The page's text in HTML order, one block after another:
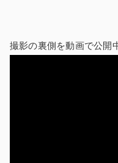
撮影の裏側を動画で公開